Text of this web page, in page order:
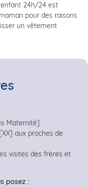
enfant 24h/24 est
pour des raisons
un vêtement
Maternité]
aux proches de
visites des frères et
posez :